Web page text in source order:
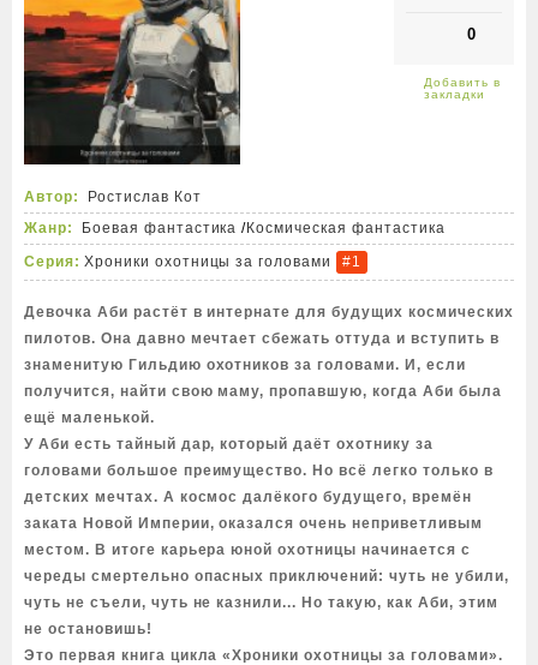
0
Автор:
Ростислав Кот
Жанр:
Боевая фантастика /Космическая фантастика
Серия: Хроники охотницы за головами #1
Девочка Аби растёт в интернате для будущих космических
пилотов. Она давно мечтает сбежать оттуда и вступить в
знаменитую Гильдию охотников за головами. И, если
получится, найти свою маму, пропавшую, когда Аби была
ещё маленькой.
У Аби есть тайный дар, который даёт охотнику за
головами большое преимущество. Но всё легко только в
детских мечтах. А космос далёкого будущего, времён
заката Новой Империи, оказался очень неприветливым
местом. В итоге карьера юной охотницы начинается с
череды смертельно опасных приключений: чуть не убили,
чуть не съели, чуть не казнили... Но такую, как Аби, этим
не остановишь!
Это первая книга цикла «Хроники охотницы за головами».